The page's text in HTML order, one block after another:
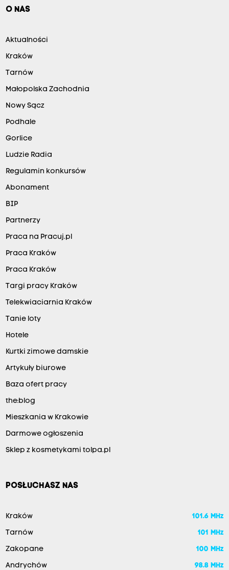
O NAS
Aktualności
Kraków
Tarnów
Małopolska Zachodnia
Nowy Sącz
Podhale
Gorlice
Ludzie Radia
Regulamin konkursów
Abonament
BIP
Partnerzy
Praca na Pracuj.pl
Praca Kraków
Praca Kraków
Targi pracy Kraków
Telekwiaciarnia Kraków
Tanie loty
Hotele
Kurtki zimowe damskie
Artykuły biurowe
Baza ofert pracy
the:blog
Mieszkania w Krakowie
Darmowe ogłoszenia
Sklep z kosmetykami tolpa.pl
POSŁUCHASZ NAS
Kraków 101.6 MHz
Tarnów 101 MHz
Zakopane 100 MHz
Andrychów 98.8 MHz